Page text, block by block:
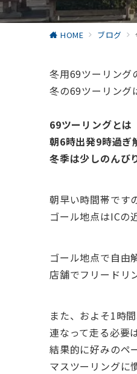
HOME ブログ
冬用69ツーリング
冬の69ツーリング
69ツーリングとは
朝6時出発9時過ぎ
冬季は少しのんび
朝早い時間帯です
ゴール地点はICの
ゴール地点で自由
店舗でフリードリ
また、およそ1時
連なって走る必要
結果的に好みのペ
マスツーリングに